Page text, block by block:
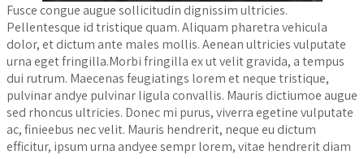
Fusce congue augue sollicitudin dignissim ultricies.
Pellentesque id tristique quam. Aliquam pharetra vehicula
dolor, et dictum ante males mollis. Aenean ultricies vulputate
urna eget fringilla.Morbi fringilla ex ut velit gravida, a tempus
dui rutrum. Maecenas feugiatings lorem et neque tristique,
pulvinar andye pulvinar ligula convallis. Mauris dictiumoe augue
sed rhoncus ultricies. Donec mi purus, viverra egetine vulputate
ac, finieebus nec velit. Mauris hendrerit, neque eu dictum
efficitur, ipsum urna andyee sempr lorem, vitae hendrerit diam